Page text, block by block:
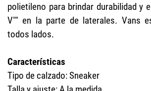
polietileno para brindar durabilidad y
V"" en la parte de laterales. Vans
todos lados.
Características
Tipo de calzado: Sneaker